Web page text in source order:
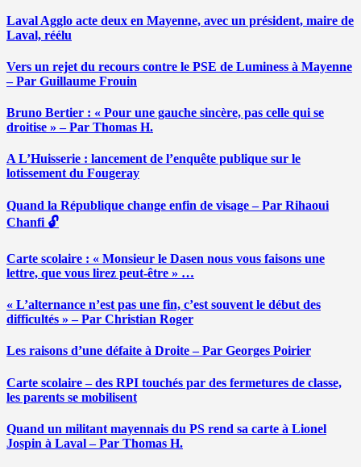
Laval Agglo acte deux en Mayenne, avec un président, maire de
Laval, réélu
Vers un rejet du recours contre le PSE de Luminess à Mayenne
– Par Guillaume Frouin
Bruno Bertier : « Pour une gauche sincère, pas celle qui se
droitise » – Par Thomas H.
A L’Huisserie : lancement de l’enquête publique sur le
lotissement du Fougeray
Quand la République change enfin de visage – Par Rihaoui
Chanfi 🔓
Carte scolaire : « Monsieur le Dasen nous vous faisons une
lettre, que vous lirez peut-être » …
« L’alternance n’est pas une fin, c’est souvent le début des
difficultés » – Par Christian Roger
Les raisons d’une défaite à Droite – Par Georges Poirier
Carte scolaire – des RPI touchés par des fermetures de classe,
les parents se mobilisent
Quand un militant mayennais du PS rend sa carte à Lionel
Jospin à Laval – Par Thomas H.